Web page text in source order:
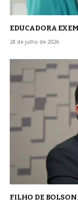
EDUCADORA
28 de julho de 2026
FILHO DE